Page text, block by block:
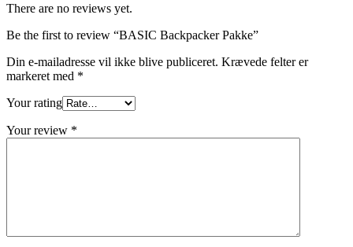
There are no reviews yet.
Be the first to review “BASIC Backpacker Pakke”
Din e-mailadresse vil ikke blive publiceret. Krævede felter er
markeret med *
Your rating
Your review *